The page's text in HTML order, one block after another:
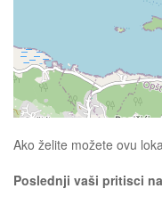
Ako želite možete ovu
Poslednji vaši pritisci